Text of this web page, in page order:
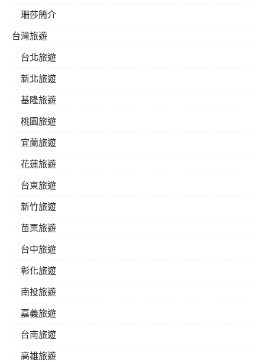
珊莎簡介
台灣旅遊
台北旅遊
新北旅遊
基隆旅遊
桃園旅遊
宜蘭旅遊
花蓮旅遊
台東旅遊
新竹旅遊
苗栗旅遊
台中旅遊
彰化旅遊
南投旅遊
嘉義旅遊
台南旅遊
高雄旅遊